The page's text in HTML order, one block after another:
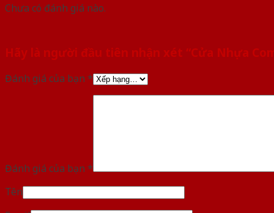
Chưa có đánh giá nào.
Hãy là người đầu tiên nhận xét “Cửa Nhựa
Đánh giá của bạn *
Đánh giá của bạn *
Tên